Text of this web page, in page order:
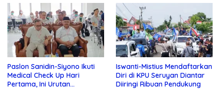
Paslon Sanidin-Siyono Ikuti
Medical Check Up Hari
Pertama, Ini Urutan
Iswanti-Mistius Mendaftarkan
Diri di KPU Seruyan Diantar
Diiringi Ribuan Pendukung